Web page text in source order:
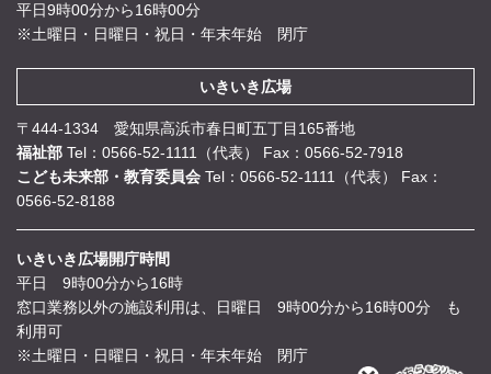
平日9時00分から16時00分
※土曜日・日曜日・祝日・年末年始 閉庁
いきいき広場
〒444-1334 愛知県高浜市春日町五丁目165番地
福祉部 Tel：0566-52-1111（代表）
Fax：0566-52-7918
こども未来部・教育委員会 Tel：0566-52-1111（代表）
Fax：
0566-52-8188
いきいき広場開庁時間
平日 9時00分から16時
窓口業務以外の施設利用は、日曜日 9時00分から16時00分 も
利用可
※土曜日・日曜日・祝日・年末年始 閉庁